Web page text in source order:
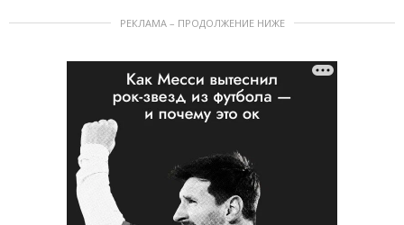
РЕКЛАМА – ПРОДОЛЖЕНИЕ НИЖЕ